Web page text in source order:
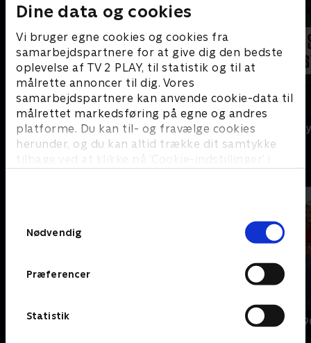
Dine data og cookies
Vi bruger egne cookies og cookies fra
samarbejdspartnere for at give dig den bedste
oplevelse af TV 2 PLAY, til statistik og til at
målrette annoncer til dig. Vores
samarbejdspartnere kan anvende cookie-data til
målrettet markedsføring på egne og andres
platforme. Du kan til- og fravælge cookies
herunder, og du kan altid trække dit samtykke
tilbage ved at klikke på ’Cookie-indstillinger’ i
Nødvendig
Præferencer
Statistik
Agatha Christie's Poirot A Ghost
B
BH90210 Beverly Hills